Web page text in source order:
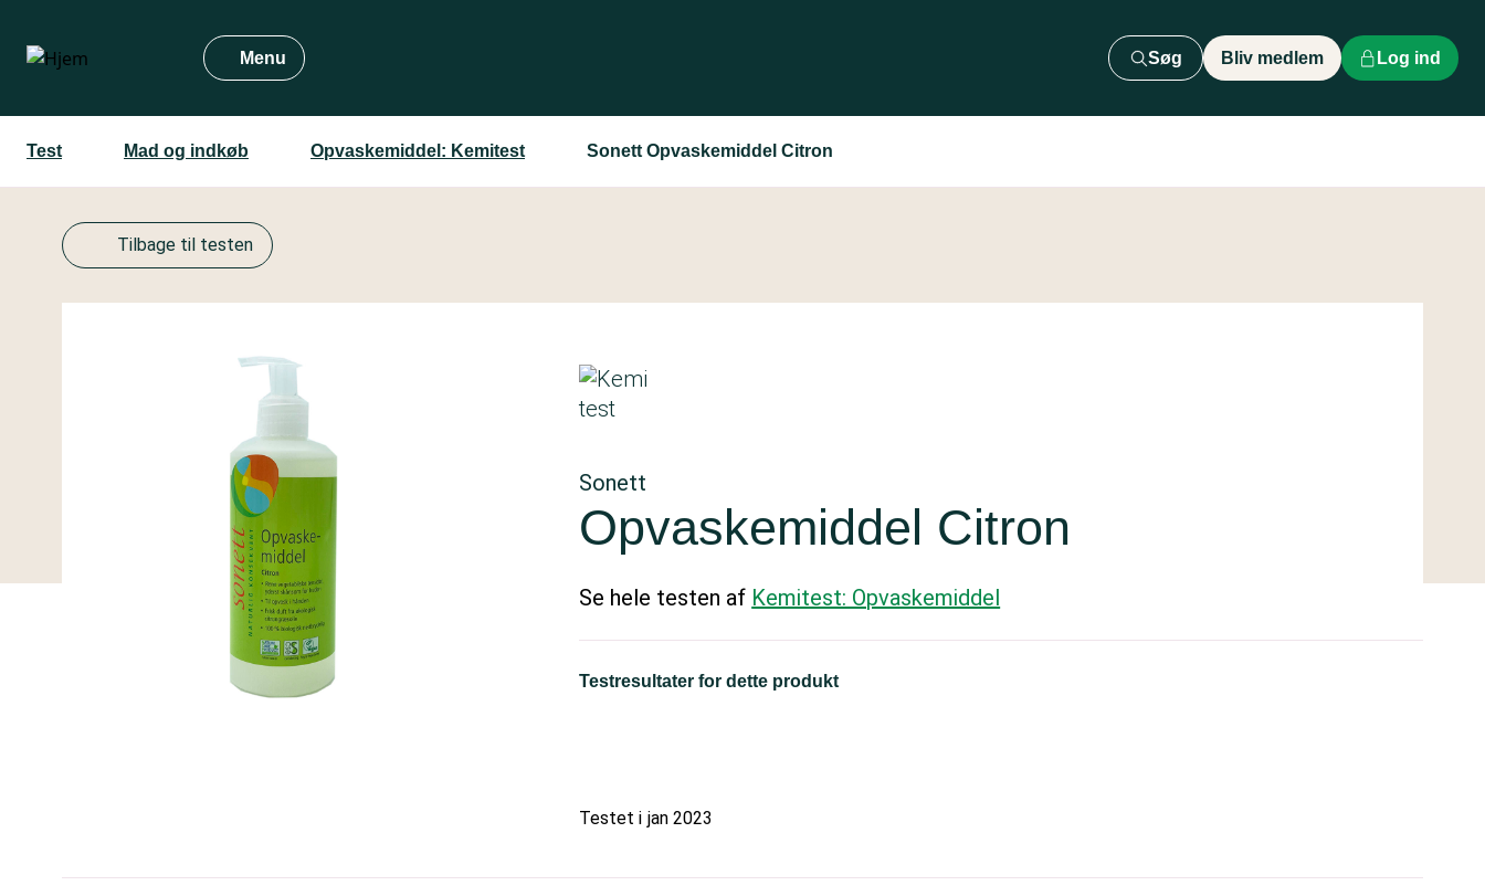
hovedindhold
Menu Søg Bliv medlem Log ind
Test Mad og indkøb Opvaskemiddel: Kemitest Sonett Opvaskemiddel Citron
Tilbage til testen
Sonett
Opvaskemiddel Citron
Se hele testen af Kemitest: Opvaskemiddel
Testresultater for dette produkt
Testet i jan 2023